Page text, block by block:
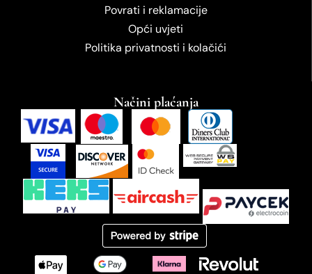
Povrati i reklamacije
Opći uvjeti
Politika privatnosti i kolačići
Načini plaćanja